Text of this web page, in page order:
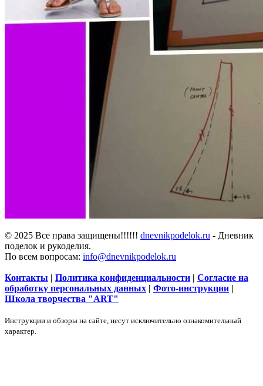
© 2025 Все права защищены!!!!!! dnevnikpodelok.ru - Дневник
поделок и рукоделия.
По всем вопросам: info@dnevnikpodelok.ru
Контакты | Политика конфиденциальности | Согласие на
обработку персональных данных | Фото-инструкции |
Школа творчества "ART"
Инструкции и обзоры на сайте, несут исключительно ознакомительный
характер.